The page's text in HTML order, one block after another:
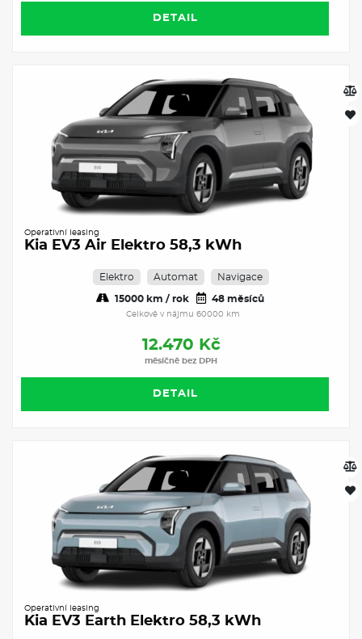
DETAIL
Operativní leasing
Kia EV3 Air Elektro 58,3 kWh
Elektro Automat Navigace
15000 km / rok 48 měsíců
Celkově v nájmu 60000 km
12.470 Kč
měsíčně bez DPH
DETAIL
Operativní leasing
Kia EV3 Earth Elektro 58,3 kWh